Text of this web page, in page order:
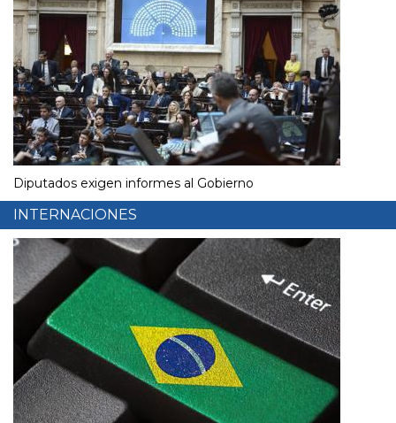
Diputados exigen informes al Gobierno
INTERNACIONES